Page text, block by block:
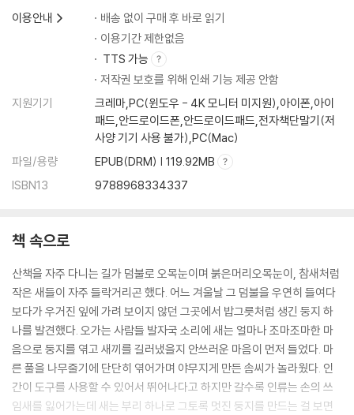
이제는 사라진 소똥구리와 육식의 관계_ 소똥구리
소리 없이 땅을 일구는 농부_ 줄지렁이
널리 퍼트리고 꽃피우기 위한 씨앗의 전략_ 이질풀
새만금 간척 사업과 신공항 개발, 그리고 갯벌의 죽음_ 좀도요
밀렵으로 멸종을 맞이한 비운의 생물종_ 코뿔소
야생의 생명과 연대하는 가을
야생의 생명과 연대하기_ 버드피더
해양 쓰레기, 그리고 내가 플로깅하는 이유_ 댕기물떼새
동물의 본능과 공존에 관하여_ 고양이
마치는 글
도움을 주신 분들
참고 자료
이용안내
배송 없이 구매 후 바로 읽기
이용기간 제한없음
TTS 가능
저작권 보호를 위해 인쇄 기능 제공 안함
지원기기
크레마,PC(윈도우 - 4K 모니터 미지원),아이폰,아이
패드,안드로이드폰,안드로이드패드,전자책단말기(저
사양 기기 사용 불가),PC(Mac)
파일/용량
EPUB(DRM) | 119.92MB
ISBN13
9788968334337
책 속으로
산책을 자주 다니는 길가 덤불로 오목눈이며 붉은머리오목눈이, 참새처럼
작은 새들이 자주 들락거리곤 했다. 어느 겨울날 그 덤불을 우연히 들여다
보다가 우거진 잎에 가려 보이지 않던 그곳에서 밥그릇처럼 생긴 둥지 하
나를 발견했다. 오가는 사람들 발자국 소리에 새는 얼마나 조마조마한 마
음으로 둥지를 엮고 새끼를 길러냈을지 안쓰러운 마음이 먼저 들었다. 마
른 풀을 나무줄기에 단단히 엮어가며 야무지게 만든 솜씨가 놀라웠다. 인
간이 도구를 사용할 수 있어서 뛰어나다고 하지만 갈수록 인류는 손의 쓰
임새를 잃어가는데 새는 부리 하나로 그토록 멋진 둥지를 만드는 걸 보면